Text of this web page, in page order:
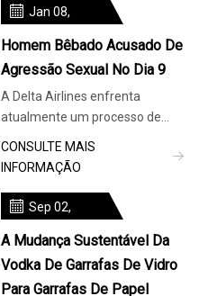
Jan 08,
Homem Bêbado Acusado De
Agressão Sexual No Dia 9
A Delta Airlines enfrenta
atualmente um processo de
homem bêbado foi acusado de
agredir sex
CONSULTE MAIS
INFORMAÇÃO
Sep 02,
A Mudança Sustentável Da
Vodka De Garrafas De Vidro
Para Garrafas De Papel